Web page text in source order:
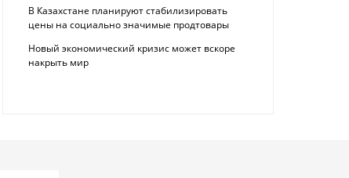
В Казахстане планируют стабилизировать
цены на социально значимые продтовары
Новый экономический кризис может вскоре
накрыть мир